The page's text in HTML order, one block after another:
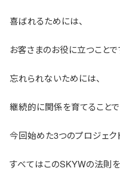
喜ばれるためには、
お客さまのお役に立つことで
忘れられないためには、
継続的に関係を育てることで
今回始めた3つのプロジェク
すべてはこのSKYWの法則